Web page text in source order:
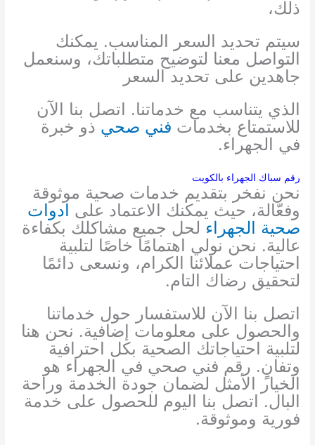
ذلك،
سيتم تحديد السعر المناسب. يمكنك
التواصل معنا لتوضيح متطلباتك، وسنعمل
جاهدين على تحديد السعر
الذي يتناسب مع خدماتنا. اتصل بنا الآن
للاستمتاع بخدمات فني صحي ذو خبرة
في الجهراء.
رقم سباك الجهراء بالكويت
نحن نفخر بتقديم خدمات صحية موثوقة
وفعّالة، حيث يمكنك الاعتماد على ادوات
صحية الجهراء لحل جميع مشاكلك بكفاءة
عالية. نحن نولي اهتمامًا خاصًا لتلبية
احتياجات عملائنا الكرام، ونسعى دائمًا
لتحقيق رضاك التام.
اتصل بنا الآن للاستفسار حول خدماتنا
والحصول على معلومات إضافية. نحن هنا
لتلبية احتياجاتك الصحية بكل احترافية
وتفانٍ. رقم فني صحي في الجهراء هو
الخيار الأمثل لضمان جودة الخدمة وراحة
البال. اتصل بنا اليوم للحصول على خدمة
فورية وموثوقة.